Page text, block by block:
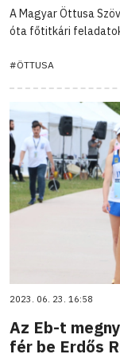
A Magyar Öttusa
óta főtitkári
#ÖTTUSA
2023. 06. 23. 16:58
Az Eb-t
fér be Erdős